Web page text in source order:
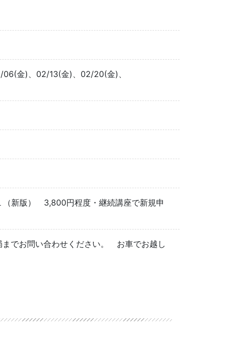
金)、02/13(金)、02/20(金)、
（新版） 3,800円程度・継続講座で新規申
でお問い合わせください。 お車でお越し